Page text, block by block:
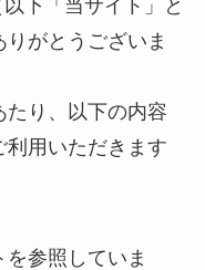
以下「当サイト」と
がとうございま
たり、以下の内容
利用いただきます
参照していま